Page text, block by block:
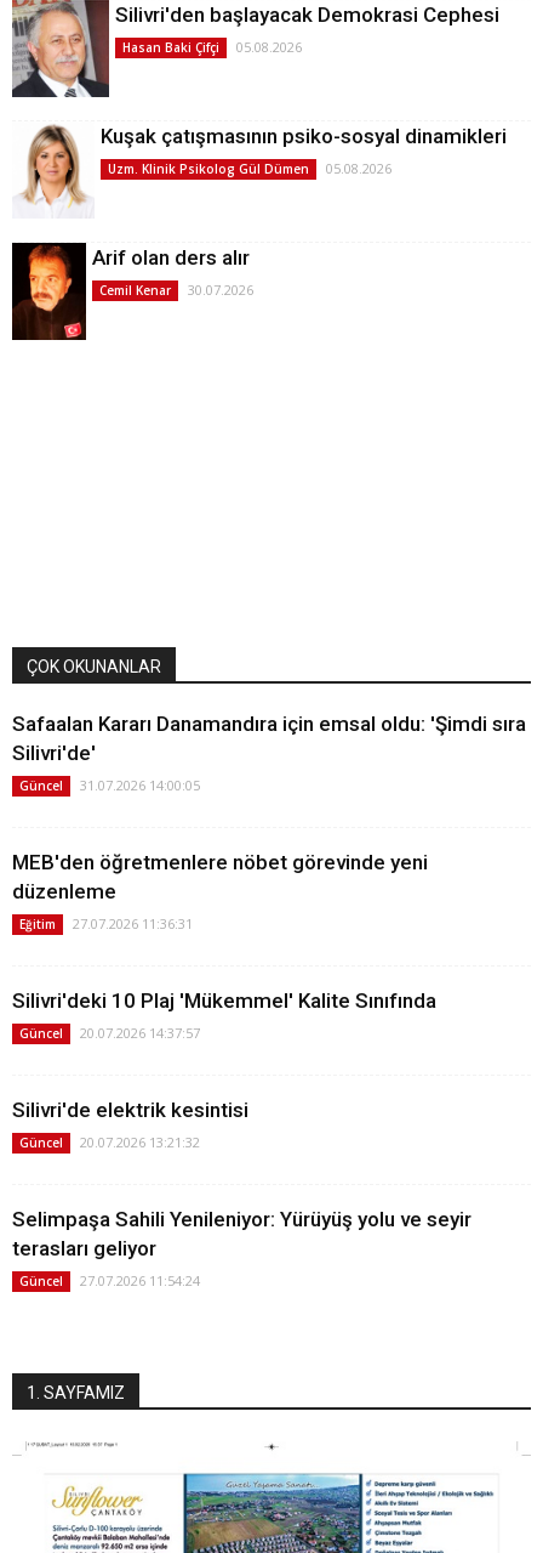
Silivri'den başlayacak Demokrasi Cephesi
Hasan Baki Çifçi 05.08.2026
Kuşak çatışmasının psiko-sosyal dinamikleri
Uzm. Klinik Psikolog Gül Dümen 05.08.2026
Arif olan ders alır
Cemil Kenar 30.07.2026
ÇOK OKUNANLAR
Safaalan Kararı Danamandıra için emsal oldu: 'Şimdi sıra
Silivri'de'
Güncel 31.07.2026 14:00:05
MEB'den öğretmenlere nöbet görevinde yeni
düzenleme
Eğitim 27.07.2026 11:36:31
Silivri'deki 10 Plaj 'Mükemmel' Kalite Sınıfında
Güncel 20.07.2026 14:37:57
Silivri'de elektrik kesintisi
Güncel 20.07.2026 13:21:32
Selimpaşa Sahili Yenileniyor: Yürüyüş yolu ve seyir
terasları geliyor
Güncel 27.07.2026 11:54:24
1. SAYFAMIZ